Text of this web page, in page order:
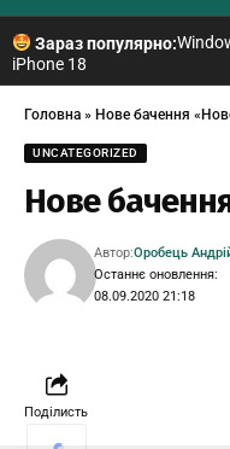
Зараз популярно:
iPhone 18
Головна » Нове бачення
UNCATEGORIZED
Нове
Останнє оновлення:
08.09.2020 21:18
Автор:Оробець
Поділисть